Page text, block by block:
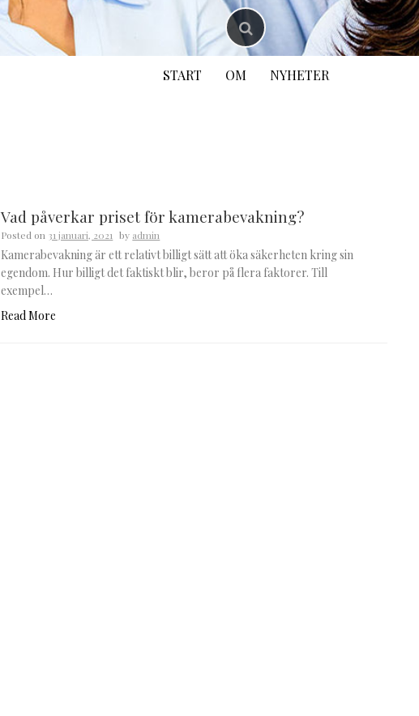
START OM NYHETER
Vad påverkar priset för kamerabevakning?
Posted on 31 januari, 2021 by admin
Kamerabevakning är ett relativt billigt sätt att öka säkerheten kring sin
egendom. Hur billigt det faktiskt blir, beror på flera faktorer. Till
exempel…
Read More